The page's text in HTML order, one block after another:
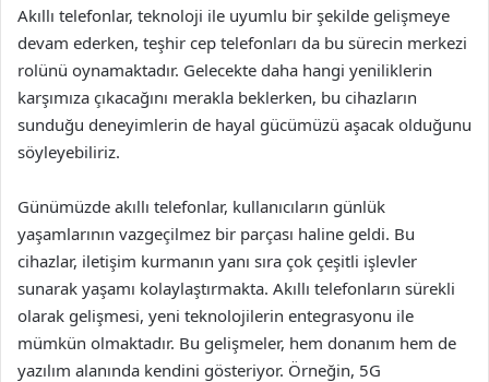
Akıllı telefonlar, teknoloji ile uyumlu bir şekilde gelişmeye
devam ederken, teşhir cep telefonları da bu sürecin merkezi
rolünü oynamaktadır. Gelecekte daha hangi yeniliklerin
karşımıza çıkacağını merakla beklerken, bu cihazların
sunduğu deneyimlerin de hayal gücümüzü aşacak olduğunu
söyleyebiliriz.
Günümüzde akıllı telefonlar, kullanıcıların günlük
yaşamlarının vazgeçilmez bir parçası haline geldi. Bu
cihazlar, iletişim kurmanın yanı sıra çok çeşitli işlevler
sunarak yaşamı kolaylaştırmakta. Akıllı telefonların sürekli
olarak gelişmesi, yeni teknolojilerin entegrasyonu ile
mümkün olmaktadır. Bu gelişmeler, hem donanım hem de
yazılım alanında kendini gösteriyor. Örneğin, 5G